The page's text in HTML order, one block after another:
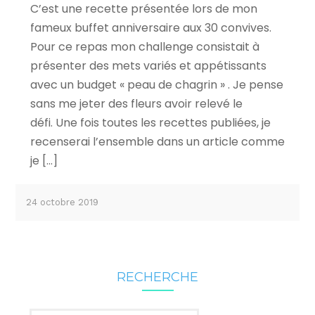
C’est une recette présentée lors de mon
fameux buffet anniversaire aux 30 convives.
Pour ce repas mon challenge consistait à
présenter des mets variés et appétissants
avec un budget « peau de chagrin » . Je pense
sans me jeter des fleurs avoir relevé le
défi. Une fois toutes les recettes publiées, je
recenserai l’ensemble dans un article comme
je […]
24 octobre 2019
RECHERCHE